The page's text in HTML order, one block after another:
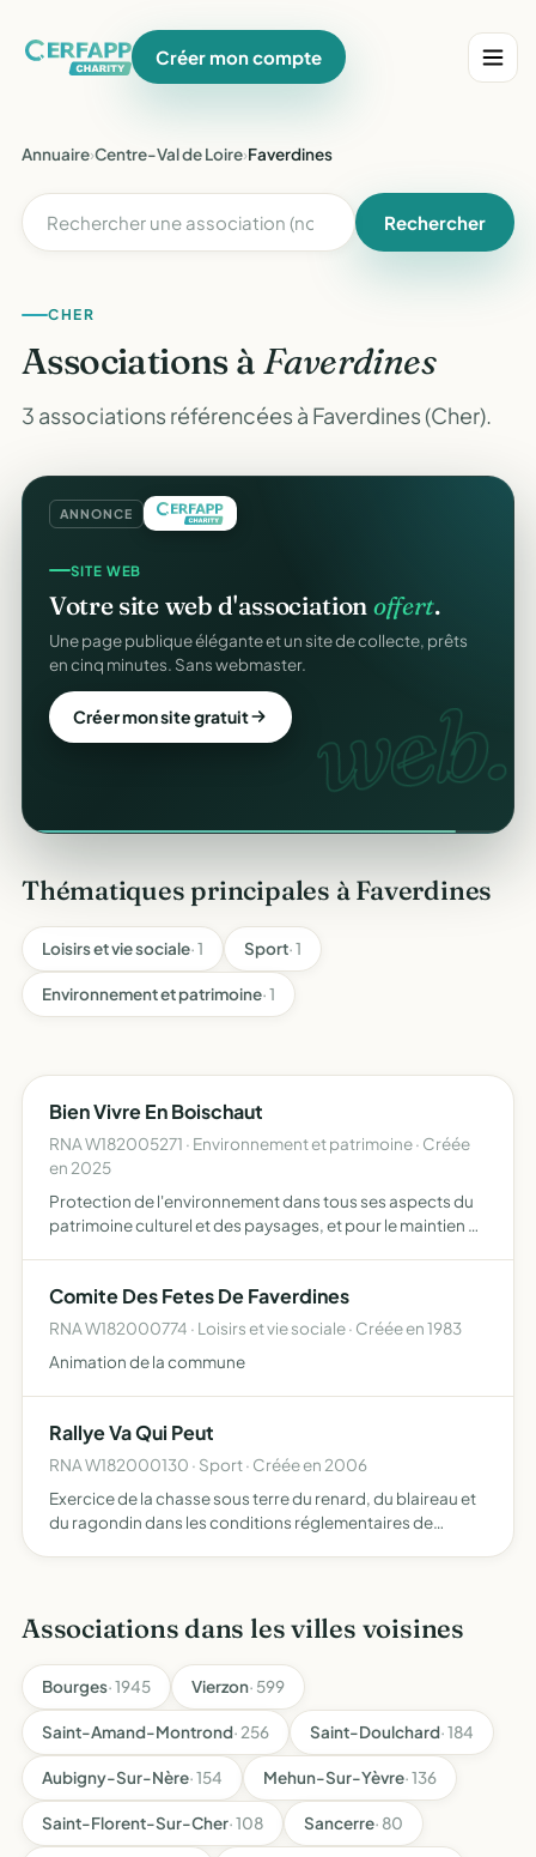
Créer mon compte
Annuaire›Centre-Val de Loire›Faverdines
Rechercher
CHER
Associations àFaverdines
3 associations référencées à Faverdines (Cher).
ANNONCE
web.
SITE WEB
Votre site web d'association offert.
Une page publique élégante et un site de collecte, prêts
en cinq minutes. Sans webmaster.
Créer mon site gratuit
Thématiques principales à Faverdines
Loisirs et vie sociale· 1 Sport· 1
Environnement et patrimoine· 1
Bien Vivre En Boischaut
RNA W182005271 · Environnement et patrimoine · Créée
en 2025
Protection de l'environnement dans tous ses aspects du
patrimoine culturel et des paysages, et pour le maintien et
Comite Des Fetes De Faverdines
RNA W182000774 · Loisirs et vie sociale · Créée en 1983
Animation de la commune
Rallye Va Qui Peut
RNA W182000130 · Sport · Créée en 2006
Exercice de la chasse sous terre du renard, du blaireau et
du ragondin dans les conditions réglementaires de
Associations dans les villes voisines
Bourges· 1945 Vierzon· 599
Saint-Amand-Montrond· 256 Saint-Doulchard· 184
Aubigny-Sur-Nère· 154 Mehun-Sur-Yèvre· 136
Saint-Florent-Sur-Cher· 108 Sancerre· 80